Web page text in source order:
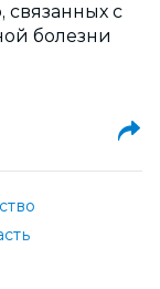
с
болезни